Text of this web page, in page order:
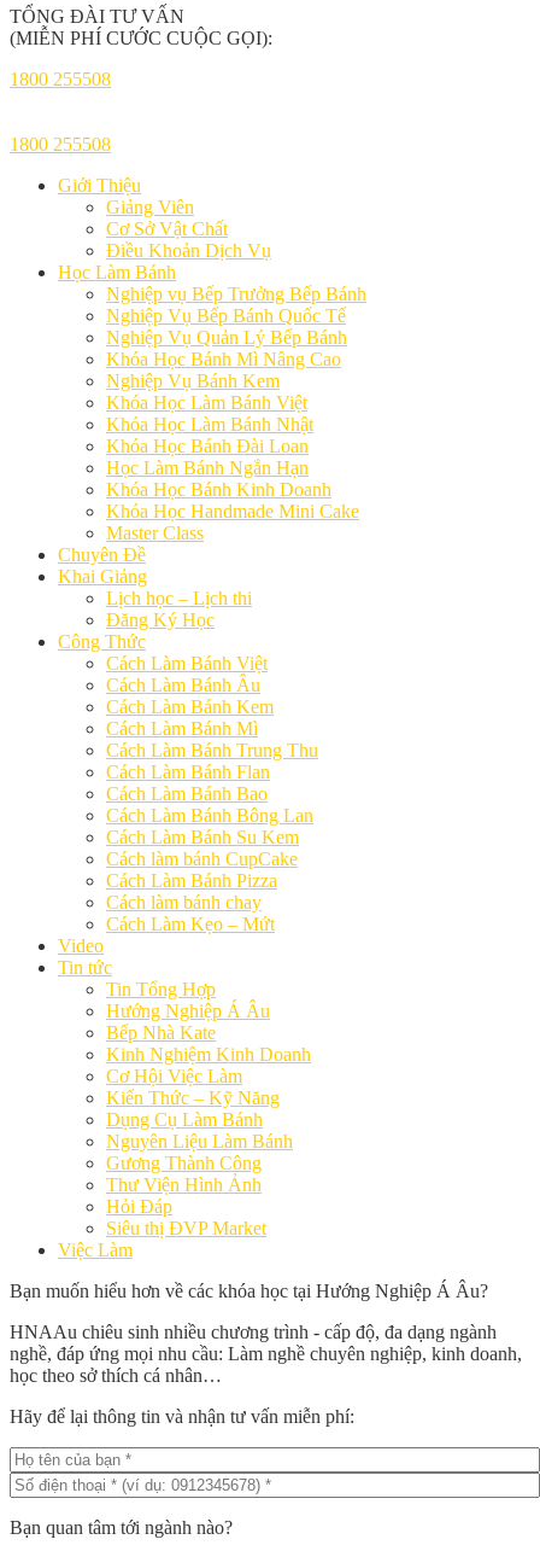
TỔNG ĐÀI TƯ VẤN
(MIỄN PHÍ CƯỚC CUỘC GỌI):
1800 255508
1800 255508
Giới Thiệu
Giảng Viên
Cơ Sở Vật Chất
Điều Khoản Dịch Vụ
Học Làm Bánh
Nghiệp vụ Bếp Trưởng Bếp Bánh
Nghiệp Vụ Bếp Bánh Quốc Tế
Nghiệp Vụ Quản Lý Bếp Bánh
Khóa Học Bánh Mì Nâng Cao
Nghiệp Vụ Bánh Kem
Khóa Học Làm Bánh Việt
Khóa Học Làm Bánh Nhật
Khóa Học Bánh Đài Loan
Học Làm Bánh Ngắn Hạn
Khóa Học Bánh Kinh Doanh
Khóa Học Handmade Mini Cake
Master Class
Chuyên Đề
Khai Giảng
Lịch học – Lịch thi
Đăng Ký Học
Công Thức
Cách Làm Bánh Việt
Cách Làm Bánh Âu
Cách Làm Bánh Kem
Cách Làm Bánh Mì
Cách Làm Bánh Trung Thu
Cách Làm Bánh Flan
Cách Làm Bánh Bao
Cách Làm Bánh Bông Lan
Cách Làm Bánh Su Kem
Cách làm bánh CupCake
Cách Làm Bánh Pizza
Cách làm bánh chay
Cách Làm Kẹo – Mứt
Video
Tin tức
Tin Tổng Hợp
Hướng Nghiệp Á Âu
Bếp Nhà Kate
Kinh Nghiệm Kinh Doanh
Cơ Hội Việc Làm
Kiến Thức – Kỹ Năng
Dụng Cụ Làm Bánh
Nguyên Liệu Làm Bánh
Gương Thành Công
Thư Viện Hình Ảnh
Hỏi Đáp
Siêu thị ĐVP Market
Việc Làm
Bạn muốn hiểu hơn về các khóa học tại Hướng Nghiệp Á Âu?
HNAAu chiêu sinh nhiều chương trình - cấp độ, đa dạng ngành
nghề, đáp ứng mọi nhu cầu: Làm nghề chuyên nghiệp, kinh doanh,
học theo sở thích cá nhân…
Hãy để lại thông tin và nhận tư vấn miễn phí:
Bạn quan tâm tới ngành nào?